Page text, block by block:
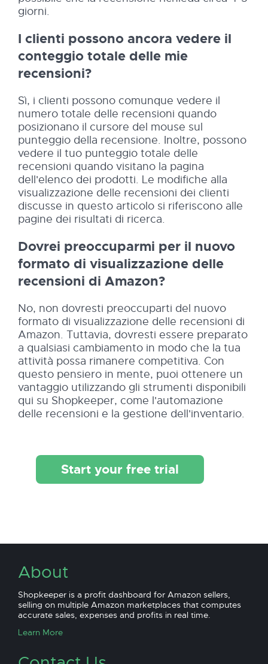
giorni.
I clienti possono ancora vedere il
conteggio totale delle mie
recensioni?
Sì, i clienti possono comunque vedere il
numero totale delle recensioni quando
posizionano il cursore del mouse sul
punteggio della recensione. Inoltre, possono
vedere il tuo punteggio totale delle
recensioni quando visitano la pagina
dell'elenco dei prodotti. Le modifiche alla
visualizzazione delle recensioni dei clienti
discusse in questo articolo si riferiscono alle
pagine dei risultati di ricerca.
Dovrei preoccuparmi per il nuovo
formato di visualizzazione delle
recensioni di Amazon?
No, non dovresti preoccuparti del nuovo
formato di visualizzazione delle recensioni di
Amazon. Tuttavia, dovresti essere preparato
a qualsiasi cambiamento in modo che la tua
attività possa rimanere competitiva. Con
questo pensiero in mente, puoi ottenere un
vantaggio utilizzando gli strumenti disponibili
qui su Shopkeeper, come l'automazione
delle recensioni e la gestione dell'inventario.
Start your free trial
About
Shopkeeper is a profit dashboard for Amazon sellers,
selling on multiple Amazon marketplaces that computes
accurate sales, expenses and profits in real time.
Learn More